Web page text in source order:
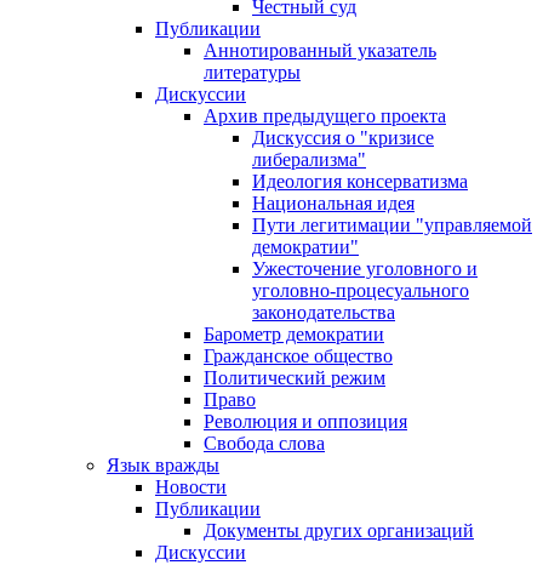
Честный суд
Публикации
Аннотированный указатель
литературы
Дискуссии
Архив предыдущего проекта
Дискуссия о "кризисе
либерализма"
Идеология консерватизма
Национальная идея
Пути легитимации "управляемой
демократии"
Ужесточение уголовного и
уголовно-процесуального
законодательства
Барометр демократии
Гражданское общество
Политический режим
Право
Революция и оппозиция
Свобода слова
Язык вражды
Новости
Публикации
Документы других организаций
Дискуссии